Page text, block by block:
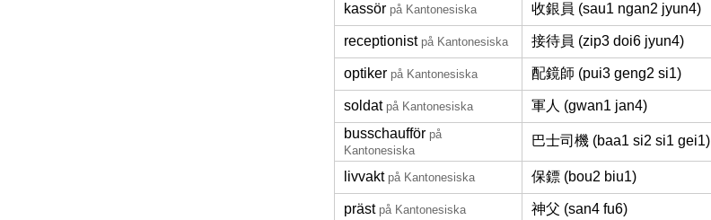
kassör på Kantonesiska 收銀員 (sau1 ngan2 jyun4)
receptionist på Kantonesiska 接待員 (zip3 doi6 jyun4)
optiker på Kantonesiska 配鏡師 (pui3 geng2 si1)
soldat på Kantonesiska
軍人 (gwan1 jan4)
busschaufför på
Kantonesiska
巴士司機 (baa1 si2 si1 gei1)
livvakt på Kantonesiska 保鏢 (bou2 biu1)
präst på Kantonesiska 神父 (san4 fu6)